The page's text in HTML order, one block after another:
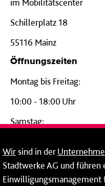
im Mobilitätscenter
Schillerplatz 18
55116 Mainz
Öffnungszeiten
Montag bis Freitag:
10:00 - 18:00 Uhr
Samstag:
24-Stunden-Telefon*
06131 – 12 77 77
Wirsind in der
Stadtwerke AG und führen
Einwilligungsmanagement